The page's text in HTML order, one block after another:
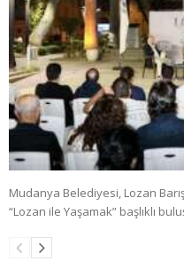
Mudanya Belediyesi, Lozan
“Lozan ile Yaşamak” başlıklı